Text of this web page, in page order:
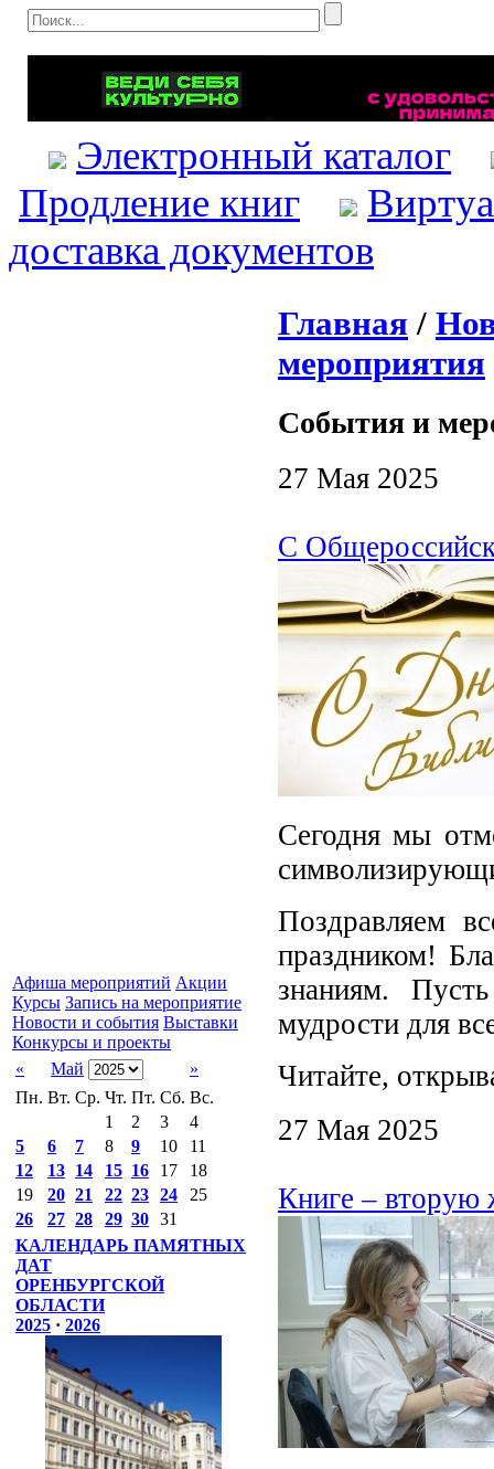
Электронный каталог
Продление книг
доставка документов
Афиша мероприятий Акции
Курсы Запись на мероприятие
Новости и события Выставки
Конкурсы и проекты
«
Май
»
Пн. Вт. Ср. Чт. Пт. Сб. Вс.
1
2 3
4
5
6 7 8 9 10
11
12
13 14 15 16 17
18
19
20 21 22 23 24
25
26
27 28 29 30 31
КАЛЕНДАРЬ ПАМЯТНЫХ
ДАТ
ОРЕНБУРГСКОЙ
ОБЛАСТИ
2025 · 2026
Главная /
мероприятия
События и
27 Мая 2025
С
Сегодня мы
Поздравляем
праздником!
знаниям.
мудрости для
Читайте,
27 Мая 2025
Книге –